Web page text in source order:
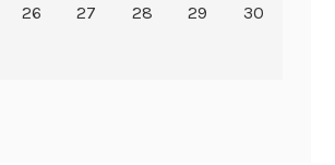
26 27 28 29 30